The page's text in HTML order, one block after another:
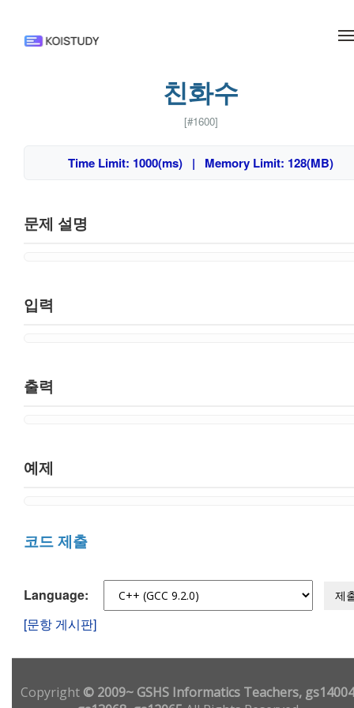
친화수
[#1600]
Time Limit: 1000(ms) | Memory Limit: 128(MB)
문제 설명
입력
출력
예제
코드 제출
Language: 제
[문항 게시판]
Copyright© 2009~ GSHS Informatics Teachers,